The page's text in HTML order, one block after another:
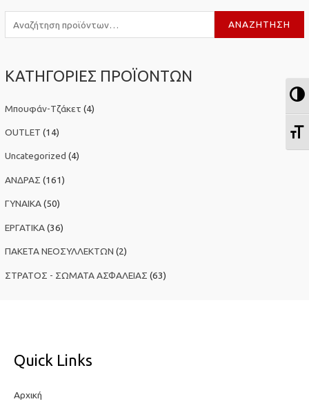
ν
ζ
τ
η
σ
ι
α
ΑΝΑΖΉΤΗΣΗ
ΚΑΤΗΓΟΡΙΕΣ ΠΡΟΪΟΝΤΩΝ
Μπουφάν-Τζάκετ (4)
OUTLET (14)
Uncategorized (4)
ΑΝΔΡΑΣ (161)
ΓΥΝΑΙΚΑ (50)
ΕΡΓΑΤΙΚΑ (36)
ΠΑΚΕΤΑ ΝΕΟΣΥΛΛΕΚΤΩΝ (2)
ΣΤΡΑΤΟΣ - ΣΩΜΑΤΑ ΑΣΦΑΛΕΙΑΣ (63)
Quick Links
Αρχική